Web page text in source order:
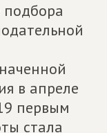
в апреле
первым
стала